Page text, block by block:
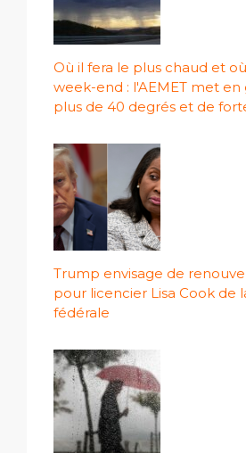
Où il fera le plus chaud et
week-end : l'AEMET met
plus de 40 degrés et de
Trump envisage de
pour licencier Lisa Cook de
fédérale